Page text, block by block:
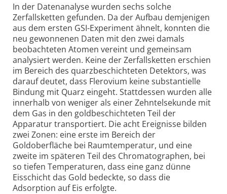
In der Datenanalyse wurden sechs solche
Zerfallsketten gefunden. Da der Aufbau demjenigen
aus dem ersten GSI-Experiment ähnelt, konnten die
neu gewonnenen Daten mit den zwei damals
beobachteten Atomen vereint und gemeinsam
analysiert werden. Keine der Zerfallsketten erschien
im Bereich des quarz­beschichteten Detektors, was
darauf deutet, dass Flerovium keine substantielle
Bindung mit Quarz eingeht. Stattdessen wurden alle
innerhalb von weniger als einer Zehntelsekunde mit
dem Gas in den goldbeschichteten Teil der
Apparatur transportiert. Die acht Ereignisse bilden
zwei Zonen: eine erste im Bereich der
Goldoberfläche bei Raumtemperatur, und eine
zweite im späteren Teil des Chromatographen, bei
so tiefen Temperaturen, dass eine ganz dünne
Eisschicht das Gold bedeckte, so dass die
Adsorption auf Eis erfolgte.